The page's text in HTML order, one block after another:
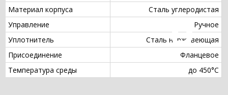
Материал корпуса
Сталь углеродистая
Управление
Ручное
Уплотнитель
Сталь нержавеющая
Присоединение
Фланцевое
Температура среды
до 450°С